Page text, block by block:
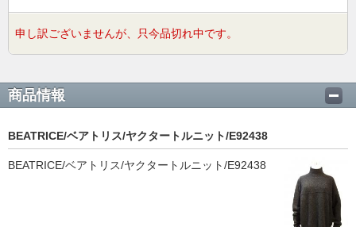
申し訳ございませんが、只今品切れ中です。
商品情報
BEATRICE/ベアトリス/ヤクタートルニット/E92438
BEATRICE/ベアトリス/ヤクタートルニット/E92438